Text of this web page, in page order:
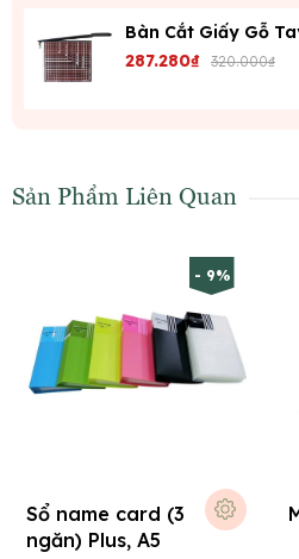
Bàn Cắt Giấy Gỗ
287.280₫ 320.000₫
Sản Phẩm Liên Quan
- 9%
Sổ name card (3
ngăn) Plus, A5